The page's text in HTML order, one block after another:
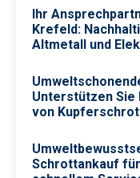
Ihr
Krefeld:
Altmetall und
Unterstützen Sie
von
Schrottankauf